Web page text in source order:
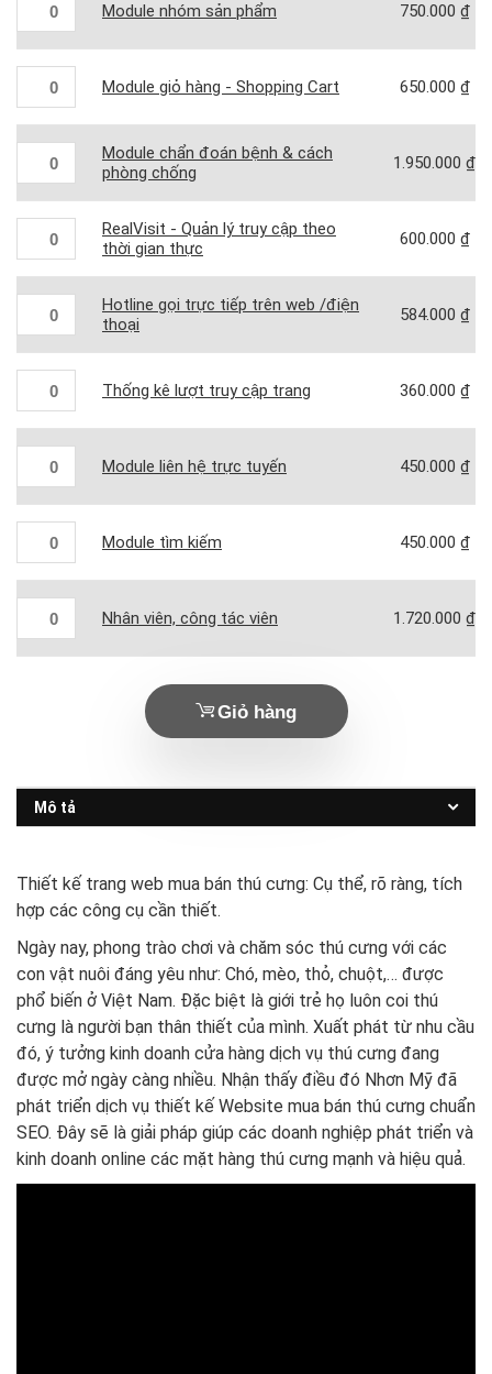
Module nhóm sản phẩm 750.000 ₫
Module giỏ hàng - Shopping Cart 650.000 ₫
Module chẩn đoán bệnh & cách
phòng chống
1.950.000 ₫
RealVisit - Quản lý truy cập theo
thời gian thực
600.000 ₫
Hotline gọi trực tiếp trên web /điện
thoại
584.000 ₫
Thống kê lượt truy cập trang 360.000 ₫
Module liên hệ trực tuyến 450.000 ₫
Module tìm kiếm 450.000 ₫
Nhân viên, công tác viên 1.720.000 ₫
Giỏ hàng
Mô tả
Thiết kế trang web mua bán thú cưng: Cụ thể, rõ ràng, tích
hợp các công cụ cần thiết.
Ngày nay, phong trào chơi và chăm sóc thú cưng với các
con vật nuôi đáng yêu như: Chó, mèo, thỏ, chuột,… được
phổ biến ở Việt Nam. Đặc biệt là giới trẻ họ luôn coi thú
cưng là người bạn thân thiết của mình. Xuất phát từ nhu cầu
đó, ý tưởng kinh doanh cửa hàng dịch vụ thú cưng đang
được mở ngày càng nhiều. Nhận thấy điều đó Nhơn Mỹ đã
phát triển dịch vụ thiết kế Website mua bán thú cưng chuẩn
SEO. Đây sẽ là giải pháp giúp các doanh nghiệp phát triển và
kinh doanh online các mặt hàng thú cưng mạnh và hiệu quả.